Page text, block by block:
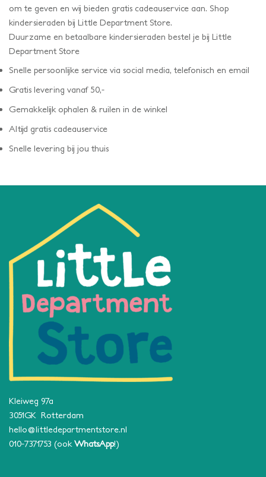
om te geven en wij bieden gratis cadeauservice aan. Shop
kindersieraden bij Little Department Store.
Duurzame en betaalbare kindersieraden bestel je bij Little
Department Store
Snelle persoonlijke service via social media, telefonisch en email
Gratis levering vanaf 50,-
Gemakkelijk ophalen & ruilen in de winkel
Altijd gratis cadeauservice
Snelle levering bij jou thuis
Kleiweg 97a
3051GK Rotterdam
hello@littledepartmentstore.nl
010-7371753 (ook WhatsApp!)